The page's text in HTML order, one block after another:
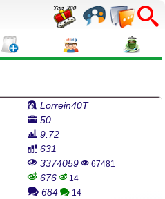
Lorrein40T
50
9.72
631
3374059 67481
676 14
684 14